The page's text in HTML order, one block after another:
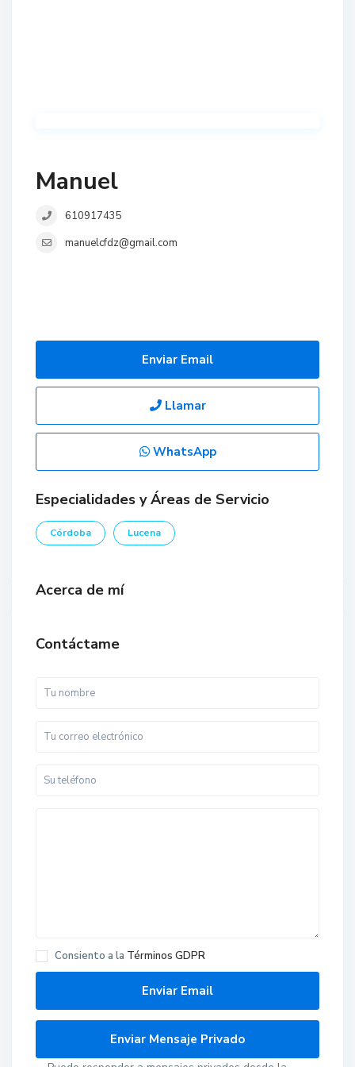
Manuel
610917435
manuelcfdz@gmail.com
Enviar Email
Llamar
WhatsApp
Especialidades y Áreas de Servicio
Córdoba Lucena
Acerca de mí
Contáctame
Consiento a la Términos GDPR